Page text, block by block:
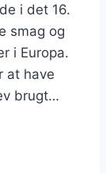
i det 16.
smag og
i Europa.
at have
brugt…